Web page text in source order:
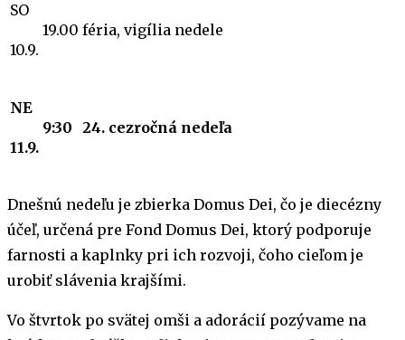
SO
10.9.
19.00 féria, vigília nedele
NE
11.9.
9:30 24. cezročná nedeľa
Dnešnú nedeľu je zbierka Domus Dei, čo je diecézny
účeľ, určená pre Fond Domus Dei, ktorý podporuje
farnosti a kaplnky pri ich rozvoji, čoho cieľom je
urobiť slávenia krajšími.
Vo štvrtok po svätej omši a adorácií pozývame na